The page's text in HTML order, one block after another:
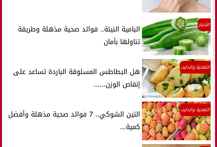
الأخبار
البامية النيئة.. فوائد صحية مذهلة وطريقة
تناولها بأمان
التغذية والدايت
هل البطاطس المسلوقة الباردة تساعد على
إنقاص الوزن......
التغذية والدايت
التين الشوكي.. 7 فوائد صحية مذهلة وأفضل
كمية...